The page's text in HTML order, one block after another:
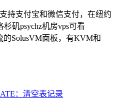
持支付宝和微信支付，在纽约
矶psychz机房vps可看
的SolusVM面板，有KVM和